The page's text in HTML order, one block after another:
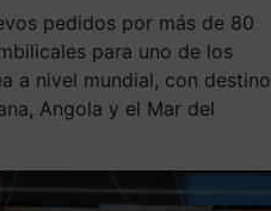
pedidos por más de 80
para uno de los
a nivel mundial, con destino
Angola y el Mar del